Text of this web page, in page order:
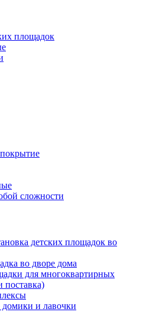
площадок
сложности
детских площадок во
во дворе дома
для многоквартирных
поставка)
домики и лавочки